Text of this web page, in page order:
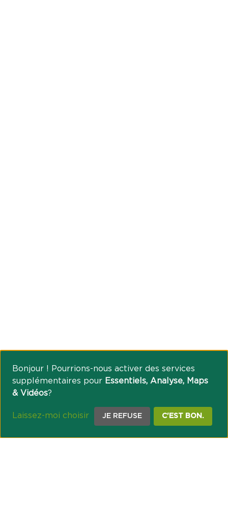
Bonjour ! Pourrions-nous activer des services
supplémentaires pour Essentiels, Analyse, Maps
& Vidéos?
Laissez-moi choisir JE REFUSE C'EST BON.